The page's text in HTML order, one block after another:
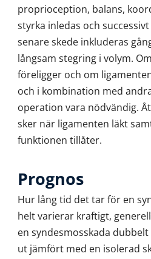
proprioception, balans,
styrka inledas och
senare skede inkluderas
långsam stegring i volym.
föreligger och om
och i kombination med
operation vara nödvändig.
sker när ligamenten läkt
funktionen tillåter.
Prognos
Hur lång tid det tar för en
helt varierar kraftigt,
en syndesmosskada
ut jämfört med en isolerad